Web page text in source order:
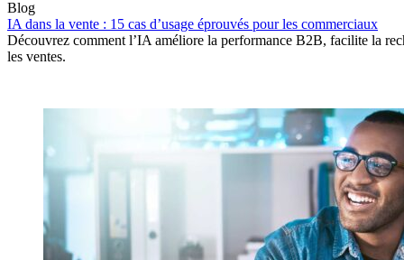
Blog
IA dans la vente : 15 cas d’usage éprouvés pour les commerciaux
Découvrez comment l’IA améliore la performance B2B, facilite la
les ventes.